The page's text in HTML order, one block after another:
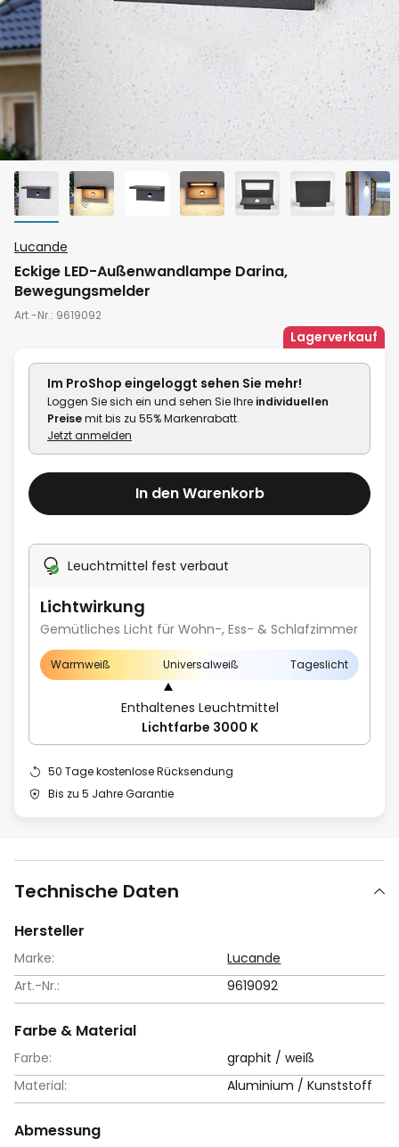
Anfang
der
Bildgalerie
springen
Lucande
Eckige LED-Außenwandlampe Darina,
Bewegungsmelder
Art.-Nr. 9619092
Lagerverkauf
Im ProShop eingeloggt sehen Sie mehr!
Loggen Sie sich ein und sehen Sie Ihre individuellen
Preisemit bis zu 55% Markenrabatt.
Jetzt anmelden
In den Warenkorb
Leuchtmittel fest verbaut
Lichtwirkung
Gemütliches Licht für Wohn-, Ess- & Schlafzimmer
Warmweiß Universalweiß Tageslicht
Enthaltenes Leuchtmittel
Lichtfarbe 3000 K
50 Tage kostenlose Rücksendung
Bis zu 5 Jahre Garantie
Technische Daten
Hersteller
Marke:
Lucande
Art.-Nr.:
9619092
Farbe & Material
Farbe:
graphit / weiß
Material:
Aluminium / Kunststoff
Abmessung